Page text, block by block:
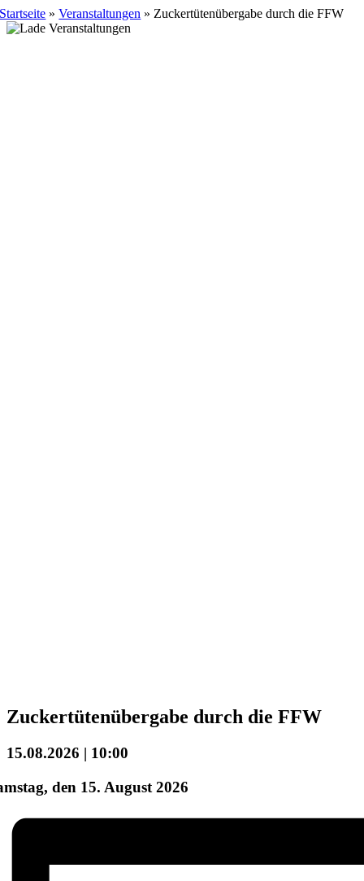
Skip
to
Startseite »Veranstaltungen » Zuckertütenübergabe durch die FFW
Zuckertütenübergabe durch die FFW
15.08.2026 | 10:00
den 15. August 2026